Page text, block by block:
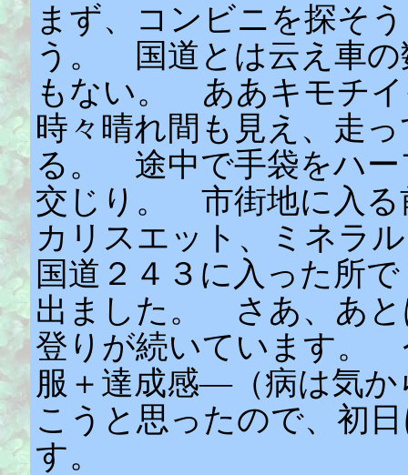
まず、コンビニを探そ
う。 国道とは云え車の
もない。 ああキモチ
時々晴れ間も見え、走
る。 途中で手袋をハー
交じり。 市街地に入
カリスエット、ミネラ
国道２４３に入った所
出ました。 さあ、あ
登りが続いています。
服＋達成感―（病は気か
こうと思ったので、初
す。